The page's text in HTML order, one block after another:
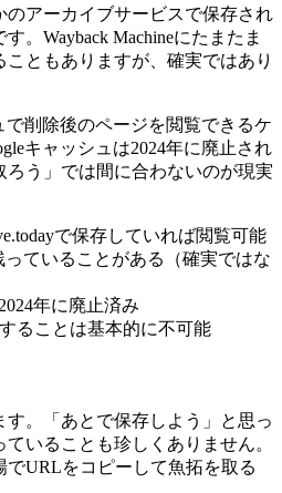
のアーカイブサービスで保存され
。Wayback Machineにたまたま
ともありますが、確実ではあり
で削除後のページを閲覧できるケ
キャッシュは2024年に廃止され
ろう」では間に合わないのが現実
で保存していれば閲覧可能
っていることがある（確実ではな
年に廃止済み
ることは基本的に不可能
。「あとで保存しよう」と思っ
いることも珍しくありません。
URLをコピーして魚拓を取る